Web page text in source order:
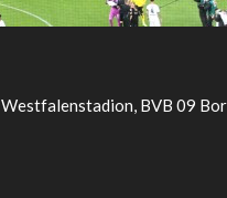
BVB 09